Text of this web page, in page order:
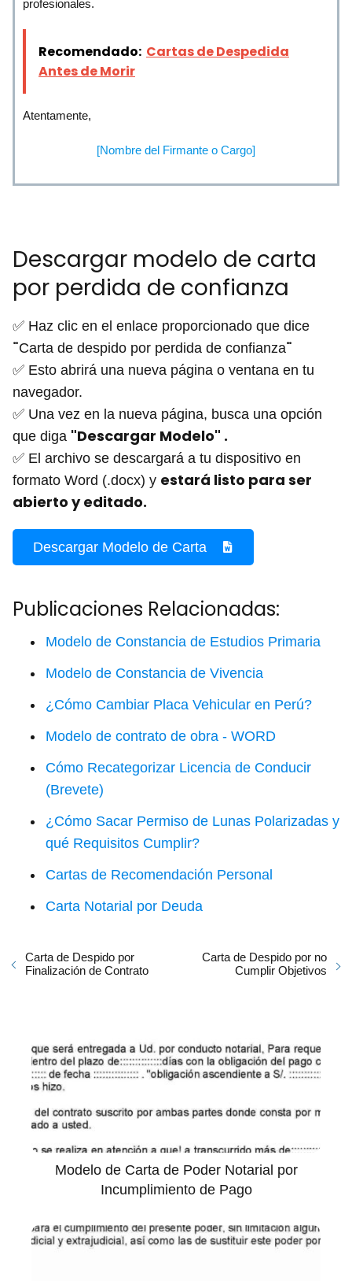
profesionales.
Recomendado: Cartas de Despedida
Antes de Morir
Atentamente,
[Nombre del Firmante o Cargo]
Descargar modelo de carta
por perdida de confianza
✅ Haz clic en el enlace proporcionado que dice
¨Carta de despido por perdida de confianza¨
✅ Esto abrirá una nueva página o ventana en tu
navegador.
✅ Una vez en la nueva página, busca una opción
que diga "Descargar Modelo" .
✅ El archivo se descargará a tu dispositivo en
formato Word (.docx) y estará listo para ser
abierto y editado.
Descargar Modelo de Carta
Publicaciones Relacionadas:
Modelo de Constancia de Estudios Primaria
Modelo de Constancia de Vivencia
¿Cómo Cambiar Placa Vehicular en Perú?
Modelo de contrato de obra - WORD
Cómo Recategorizar Licencia de Conducir
(Brevete)
¿Cómo Sacar Permiso de Lunas Polarizadas y
qué Requisitos Cumplir?
Cartas de Recomendación Personal
Carta Notarial por Deuda
Carta de Despido por
Finalización de Contrato
Carta de Despido por no
Cumplir Objetivos
Modelo de Carta de Poder Notarial por
Incumplimiento de Pago